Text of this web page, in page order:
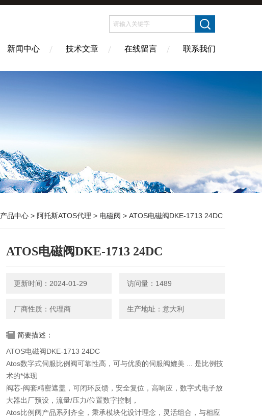
新闻中心 技术文章 在线留言 联系我们
产品中心 > 阿托斯ATOS代理 > 电磁阀 > ATOS电磁阀DKE-1713 24DC
ATOS电磁阀DKE-1713 24DC
更新时间：2024-01-29 访问量：1489
厂商性质：代理商 生产地址：意大利
简要描述：
ATOS电磁阀DKE-1713 24DC
Atos数字式伺服比例阀可靠性高，可与优质的伺服阀媲美 ... 是比例技
术的*体现
阀芯-阀套精密遮盖，可闭环反馈，安全复位，高响应，数字式电子放
大器出厂预设，流量/压力/位置数字控制，
Atos比例阀产品系列齐全，秉承模块化设计理念，灵活组合，与相应